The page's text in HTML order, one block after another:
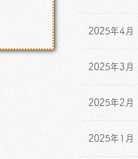
2025年4月
2025年3月
2025年2月
2025年1月